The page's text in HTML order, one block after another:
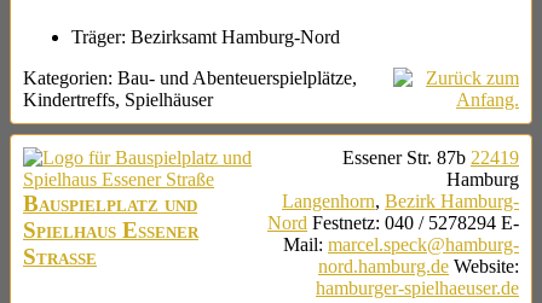
Träger: Bezirksamt Hamburg-Nord
Kategorien: Bau- und Abenteuerspielplätze,
Kindertreffs, Spielhäuser
Bauspielplatz und
Spielhaus Essener
Straße
Essener Str. 87b 22419
Hamburg
Langenhorn, Bezirk Hamburg-
Nord Festnetz: 040 / 5278294 E-
Mail: marcel.speck@hamburg-
nord.hamburg.de Website:
hamburger-spielhaeuser.de